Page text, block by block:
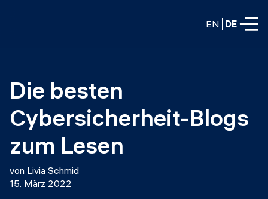
EN DE
VOLLZEITPROGRAMME
Data Science
Web-Entwicklung und KI
TEILZEITROGRAMME
Data Science
Weiterbildung / Schulung
Consulting
Prototyping
Die besten
Cybersicherheit-Blogs
zum Lesen
von Livia Schmid
15. März 2022